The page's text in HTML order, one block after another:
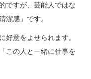
ですが、芸能人ではな
潔感」です。
好意をよせられます。
この人と一緒に仕事を